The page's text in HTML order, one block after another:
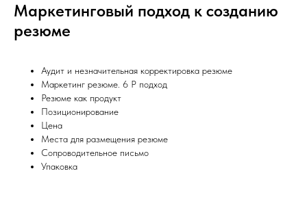
Маркетинговый подход к созданию
резюме
Аудит и незначительная корректировка резюме
Маркетинг резюме. 6 P подход
Резюме как продукт
Позиционирование
Цена
Места для размещения резюме
Сопроводительное письмо
Упаковка